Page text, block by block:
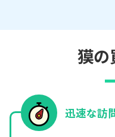
獏の
迅速な訪